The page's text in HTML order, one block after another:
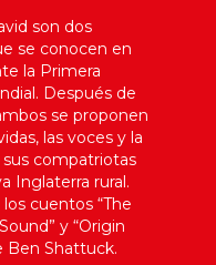
son dos
se conocen en
la Primera
Después de
se proponen
las voces y la
compatriotas
Inglaterra rural.
cuentos “The
y “Origin
Ben Shattuck.